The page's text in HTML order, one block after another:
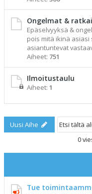
Ongelmat &
Epäselvyyksä &
pois mitä ikinä
asiantuntevat
Aiheet: 751
Ilmoitustaulu
Aiheet: 1
Uusi Aihe
0
Tue